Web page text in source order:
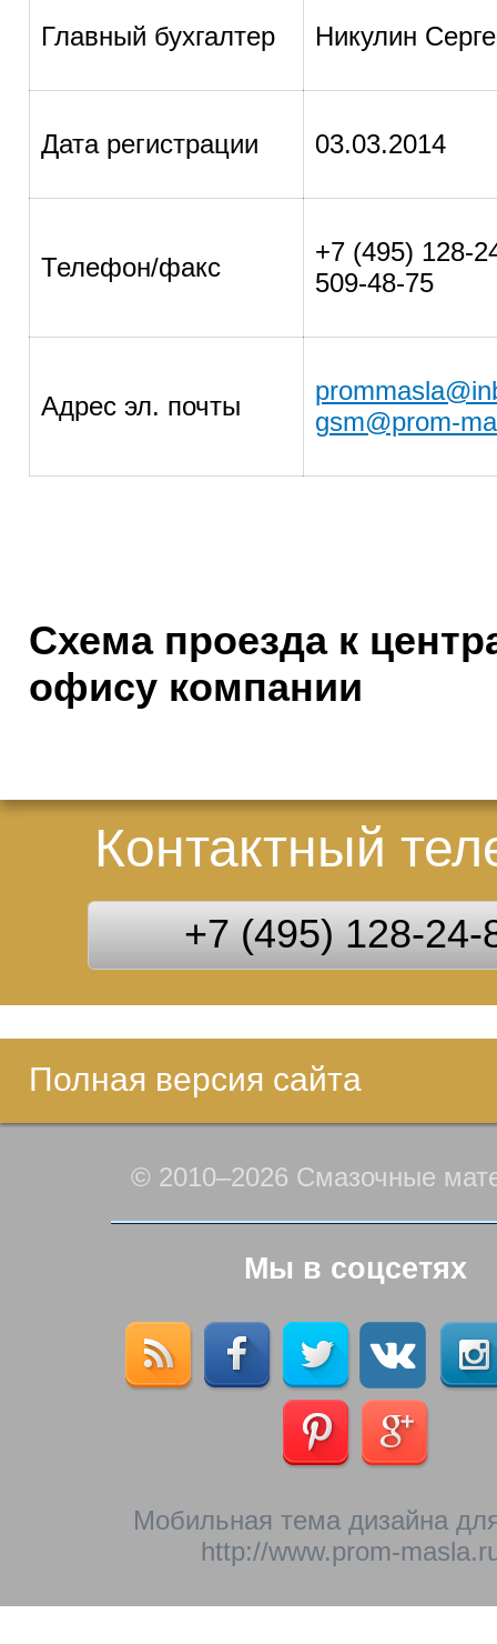
Главный бухгалтер Никулин
Дата регистрации 03.03.2014
Телефон/факс
+7 (495) 128-
509-48-75
Адрес эл. почты
gsm@prom-
Схема проезда к
офису компании
Контактный
+7 (495) 128-24-
Полная версия сайта
© 2010–2026 Смазочные
Мы в соцсетях
Мобильная тема дизайна
http://www.prom-